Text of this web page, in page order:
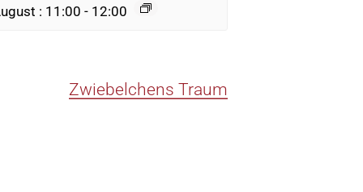
: 11:00 - 12:00
Zwiebelchens Traum